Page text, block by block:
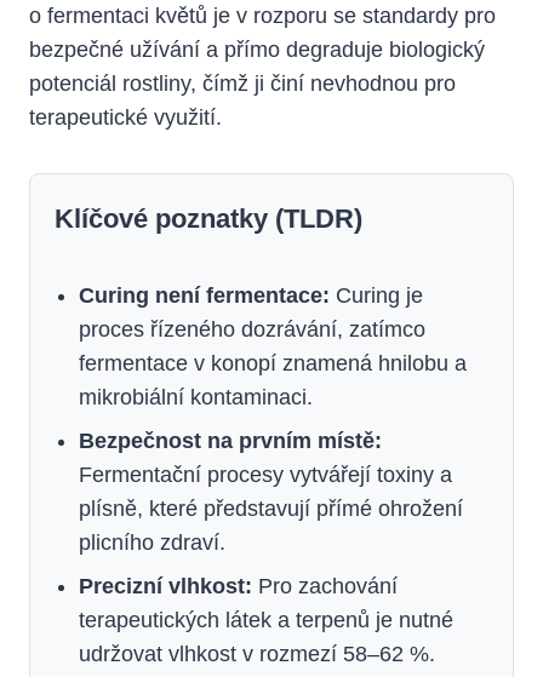
o fermentaci květů je v rozporu se standardy pro
bezpečné užívání a přímo degraduje biologický
potenciál rostliny, čímž ji činí nevhodnou pro
terapeutické využití.
Klíčové poznatky (TLDR)
Curing není fermentace: Curing je
proces řízeného dozrávání, zatímco
fermentace v konopí znamená hnilobu a
mikrobiální kontaminaci.
Bezpečnost na prvním místě:
Fermentační procesy vytvářejí toxiny a
plísně, které představují přímé ohrožení
plicního zdraví.
Precizní vlhkost: Pro zachování
terapeutických látek a terpenů je nutné
udržovat vlhkost v rozmezí 58–62 %.